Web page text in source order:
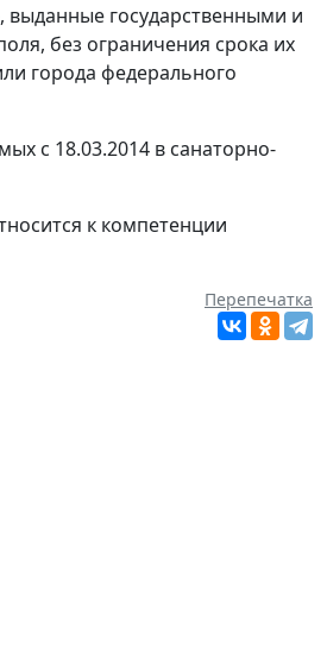
государственными и
без ограничения срока их
города федерального
с 18.03.2014 в санаторно-
к компетенции
Перепечатка